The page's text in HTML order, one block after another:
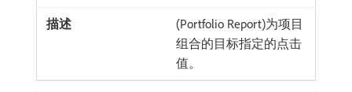
(Portfolio Report)为项目
组合的目标指定的点击
值。